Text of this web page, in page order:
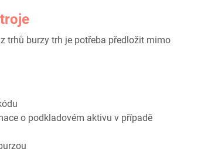
trhů burzy trh je potřeba předložit mimo
o podkladovém aktivu v případě